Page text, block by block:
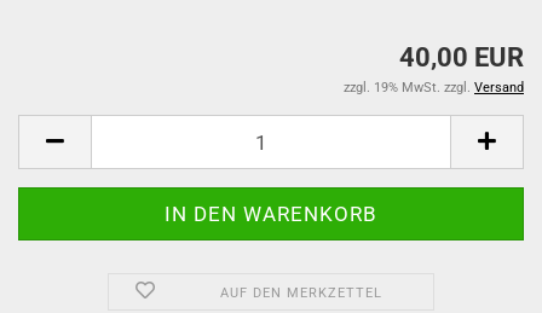
40,00 EUR
zzgl. 19% MwSt. zzgl. Versand
AUF DEN MERKZETTEL